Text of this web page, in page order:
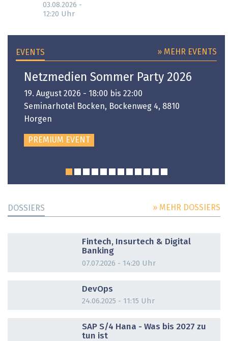
03.08.2026 -
12:20 Uhr
EVENTS » MEHR EVENTS
Netzmedien Sommer Party 2026
19. August 2026 - 18:00 bis 22:00
Seminarhotel Bocken, Bockenweg 4, 8810
Horgen
PREMIUM EVENT
DOSSIERS » MEHR DOSSIERS
Fintech, Insurtech & Digital
Banking
07.07.2026 - 14:20 Uhr
DevOps
24.06.2025 - 11:15 Uhr
SAP S/4 Hana - Was bis 2027 zu
tun ist